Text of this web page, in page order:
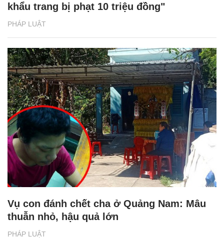
PHÁP LUẬT
khẩu trang bị phạt 10 triệu đồng"
PHÁP LUẬT
Vụ con đánh chết cha ở Quảng Nam: Mâu
thuẫn nhỏ, hậu quả lớn